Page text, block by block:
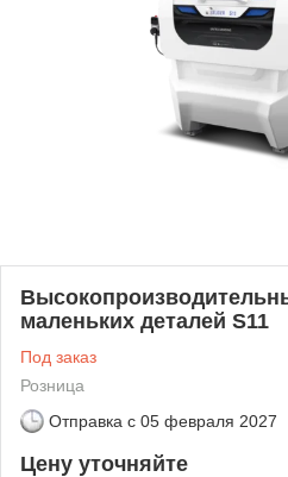
маленьких деталей S11
Под заказ
Розница
Отправка с 05 февраля 2027
Цену уточняйте